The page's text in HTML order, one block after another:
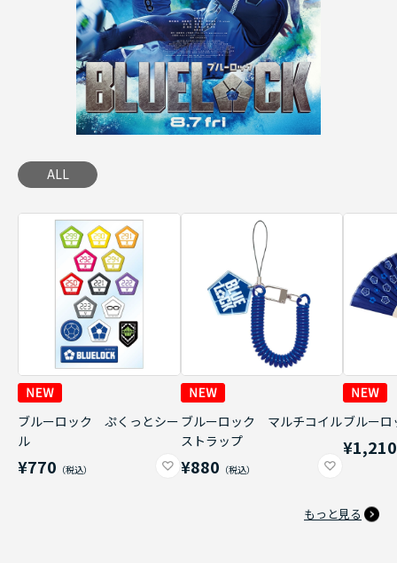
ALL
ブルーロック ぷくっとシー
ル
¥770
ブルーロック マルチコイル
ストラップ
¥880
ブルー
¥1,210
もっと見る